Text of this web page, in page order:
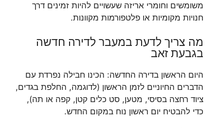
משומשים וחומרי אריזה שעשויים להיות זמינים דרך
חנויות מקומיות או פלטפורמות מקוונות.
מה צריך לדעת במעבר לדירה חדשה
בגבעת זאב
היום הראשון בדירה החדשה: הכינו חבילה נפרדת עם
הדברים החיוניים לזמן הראשון (לדוגמה, החלפת בגדים,
ציוד רחצה בסיסי, מטען, סט כלים קטן, קפה או תה),
כדי להבטיח יום ראשון נוח במקום החדש.